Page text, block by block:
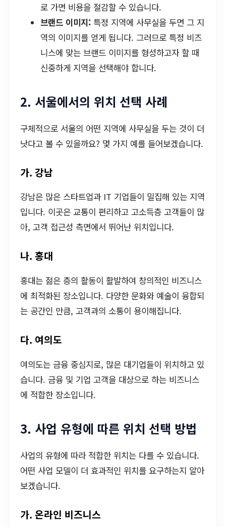
로 가면 비용을 절감할 수 있습니다.
브랜드 이미지: 특정 지역에 사무실을 두면 그 지
역의 이미지를 얻게 됩니다. 그러므로 특정 비즈
니스에 맞는 브랜드 이미지를 형성하고자 할 때
신중하게 지역을 선택해야 합니다.
2. 서울에서의 위치 선택 사례
구체적으로 서울의 어떤 지역에 사무실을 두는 것이 더
낫다고 볼 수 있을까요? 몇 가지 예를 들어보겠습니다.
가. 강남
강남은 많은 스타트업과 IT 기업들이 밀집해 있는 지역
입니다. 이곳은 교통이 편리하고 고소득층 고객들이 많
아, 고객 접근성 측면에서 뛰어난 위치입니다.
나. 홍대
홍대는 젊은 층의 활동이 활발하여 창의적인 비즈니스
에 최적화된 장소입니다. 다양한 문화와 예술이 융합되
는 공간인 만큼, 고객과의 소통이 용이해집니다.
다. 여의도
여의도는 금융 중심지로, 많은 대기업들이 위치하고 있
습니다. 금융 및 기업 고객을 대상으로 하는 비즈니스
에 적합한 장소입니다.
3. 사업 유형에 따른 위치 선택 방법
사업의 유형에 따라 적합한 위치는 다를 수 있습니다.
어떤 사업 모델이 더 효과적인 위치를 요구하는지 알아
보겠습니다.
가. 온라인 비즈니스